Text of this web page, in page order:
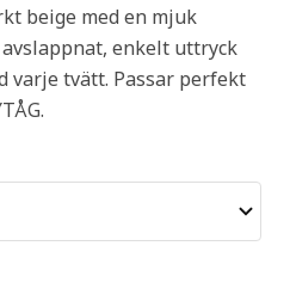
beige med en mjuk
enkelt uttryck
varje tvätt. Passar perfekt